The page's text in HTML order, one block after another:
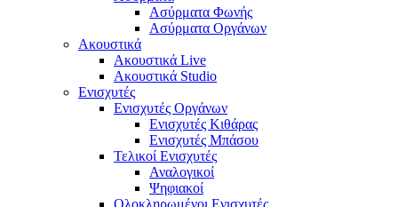
Ασύρματα Φωνής
Ασύρματα Οργάνων
Ακουστικά
Ακουστικά Live
Ακουστικά Studio
Ενισχυτές
Ενισχυτές Οργάνων
Ενισχυτές Κιθάρας
Ενισχυτές Μπάσου
Τελικοί Ενισχυτές
Αναλογικοί
Ψηφιακοί
Ολοκληρωμένοι Ενισχυτές